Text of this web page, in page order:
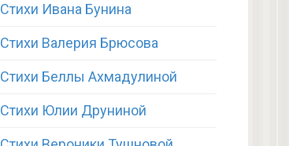
Стихи Ивана Бунина
Стихи Валерия Брюсова
Стихи Беллы Ахмадулиной
Стихи Юлии Друниной